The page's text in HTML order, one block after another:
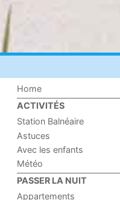
Home
ACTIVITÉS
Station Balnéaire
Astuces
Avec les enfants
Météo
PASSER LA NUIT
Appartements